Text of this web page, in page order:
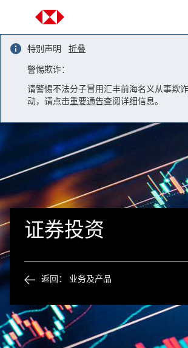
特别声明 折叠
警惕欺诈：
请警惕不法分子冒用汇丰前海名义从事欺
动，请点击重要通告查阅详细信息。
证券投资
返回： 业务及产品